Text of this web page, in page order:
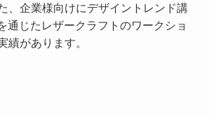
、企業様向けにデザイントレンド講
通じたレザークラフトのワークショ
績があります。